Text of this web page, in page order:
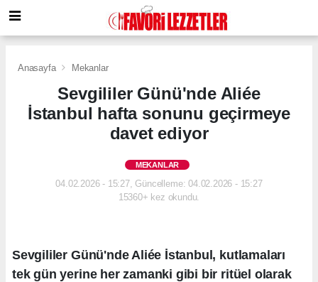
Anasayfa Mekanlar
Sevgililer Günü'nde Aliée
İstanbul hafta sonunu geçirmeye
davet ediyor
MEKANLAR
04.02.2026 - 15:27, Güncelleme: 04.02.2026 - 15:27
15360+ kez okundu.
Sevgililer Günü'nde Aliée İstanbul, kutlamaları
tek gün yerine her zamanki gibi bir ritüel olarak